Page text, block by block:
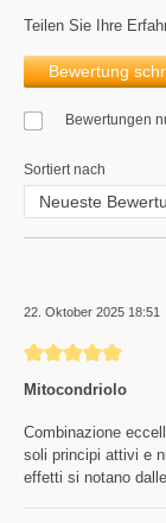
Teilen Sie Ihre
Bewertung
Bewertungen
Sortiert nach
22. Oktober 2025 18:51
Bewertung mit 5 von
Mitocondriolo
Combinazione
soli principi attivi e
effetti si notano